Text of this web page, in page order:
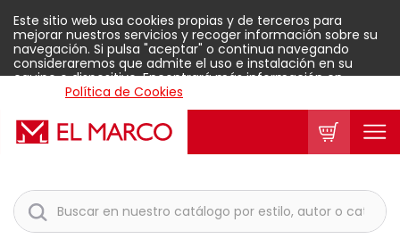
Este sitio web usa cookies propias y de terceros para
mejorar nuestros servicios y recoger información sobre su
navegación. Si pulsa "aceptar" o continua navegando
consideraremos que admite el uso e instalación en su
equipo o dispositivo. Encontrará más información en
Política de Cookies
Aceptar